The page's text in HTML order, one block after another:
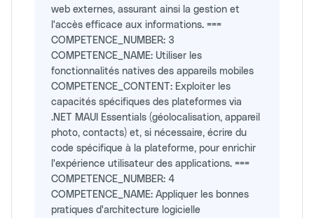
web externes, assurant ainsi la gestion et
l'accès efficace aux informations. ===
COMPETENCE_NUMBER: 3
COMPETENCE_NAME: Utiliser les
fonctionnalités natives des appareils mobiles
COMPETENCE_CONTENT: Exploiter les
capacités spécifiques des plateformes via
.NET MAUI Essentials (géolocalisation, appareil
photo, contacts) et, si nécessaire, écrire du
code spécifique à la plateforme, pour enrichir
l'expérience utilisateur des applications. ===
COMPETENCE_NUMBER: 4
COMPETENCE_NAME: Appliquer les bonnes
pratiques d'architecture logicielle